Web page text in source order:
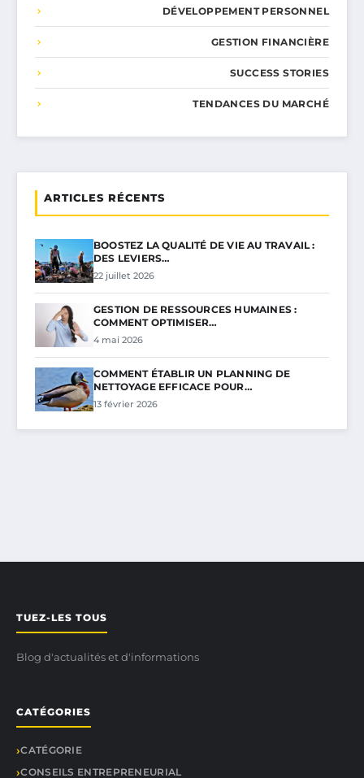
DÉVELOPPEMENT PERSONNEL
GESTION FINANCIÈRE
SUCCESS STORIES
TENDANCES DU MARCHÉ
ARTICLES RÉCENTS
BOOSTEZ LA QUALITÉ DE VIE AU TRAVAIL :
DES LEVIERS…
22 juillet 2026
GESTION DE RESSOURCES HUMAINES :
COMMENT OPTIMISER…
4 mai 2026
COMMENT ÉTABLIR UN PLANNING DE
NETTOYAGE EFFICACE POUR…
13 février 2026
TUEZ-LES TOUS
Blog d'actualités et d'informations
CATÉGORIES
CATÉGORIE
CONSEILS ENTREPRENEURIAL